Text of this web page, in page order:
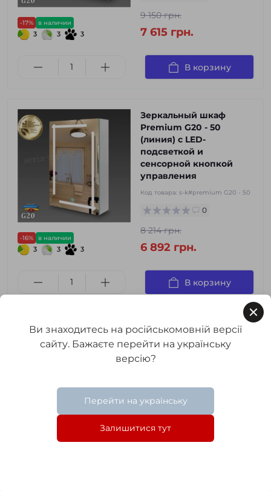
-17% в наличии
3 3 3
9 150 грн.
7 615 грн.
В корзину
-16% в наличии
3 3 3
Зеркальный шкаф
Premium G20 - 50
(линия) с LED-
подсветкой и
сенсорной кнопкой
управления
Код товара: s-k#premium G20 - 50
0
8 214 грн.
6 892 грн.
В корзину
Зеркальный шкаф
Premium G20 - 40
(линия) с LED-
управления
Код товара: s-k#premium G20 - 40
7 759 грн.
Ви знаходитесь на російськомовній версії
сайту. Бажаєте перейти на українську
версію?
Перейти на українську
Залишитися тут